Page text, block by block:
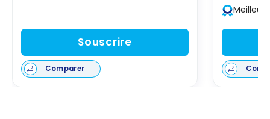
Souscrire
Comparer